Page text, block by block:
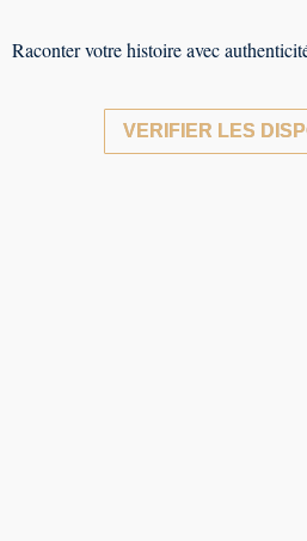
Raconter votre histoire avec
VERIFIER LES